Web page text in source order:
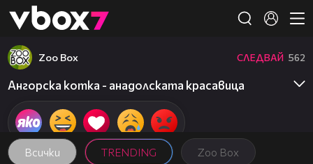
👾
Всички TRENDING Zoo Box
Zoo Box СЛЕДВАЙ 562
Ангорска котка - анадолската красавица
03:22